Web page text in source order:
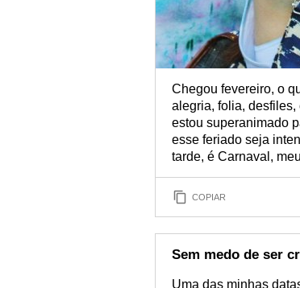
Chegou fevereiro, o
alegria, folia, desfiles,
estou superanimado
esse feriado seja
tarde, é Carnaval,
COPIAR
Sem medo de ser
Uma das minhas